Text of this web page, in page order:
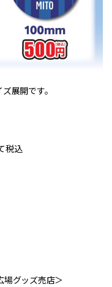
展開です。
税込
場グッズ売店＞